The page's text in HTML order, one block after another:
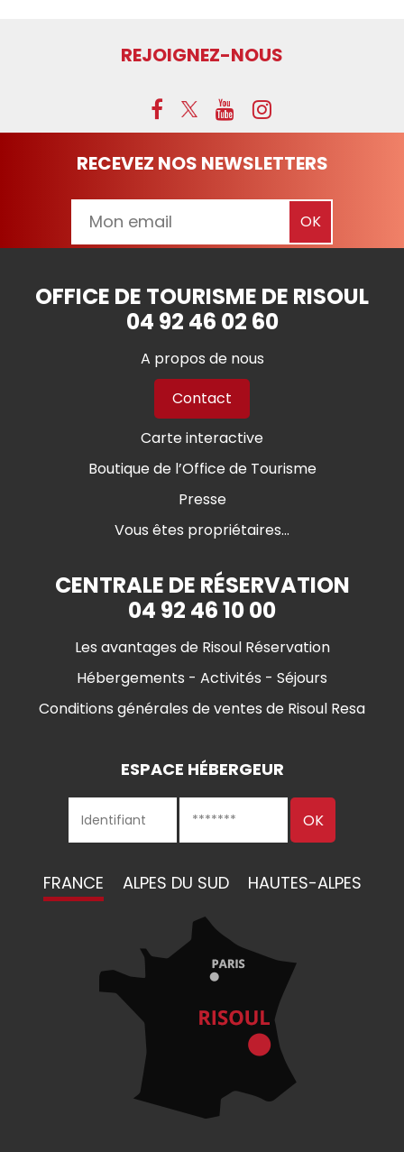
REJOIGNEZ-NOUS
RECEVEZ NOS NEWSLETTERS
OFFICE DE TOURISME DE RISOUL
04 92 46 02 60
A propos de nous
Contact
Carte interactive
Boutique de l’Office de Tourisme
Presse
Vous êtes propriétaires...
CENTRALE DE RÉSERVATION
04 92 46 10 00
Les avantages de Risoul Réservation
Hébergements - Activités - Séjours
Conditions générales de ventes de Risoul Resa
ESPACE HÉBERGEUR
FRANCE ALPES DU SUD HAUTES-ALPES